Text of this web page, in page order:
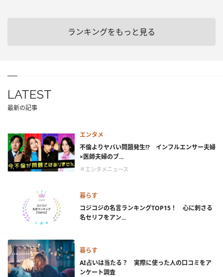
ランキングをもっと見る
LATEST
最新の記事
エンタメ
不倫よりヤバい問題発生!? インフルエンサー夫婦
×医師夫婦のブ...
＃エンタメニュース
暮らす
コジコジの名言ランキングTOP15！ 心に刺さる
名セリフをアン...
暮らす
AI占いは当たる？ 実際に使った人の口コミをア
ンケート調査